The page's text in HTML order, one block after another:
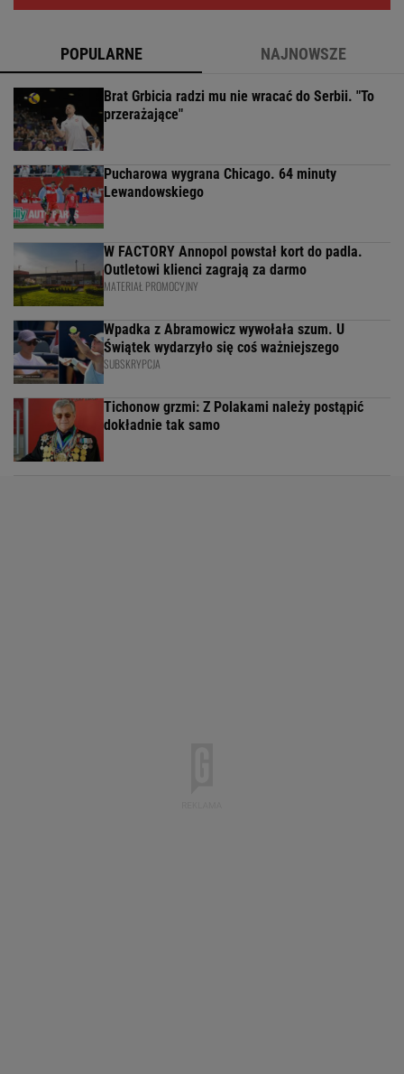
POPULARNE NAJNOWSZE
Brat Grbicia radzi mu nie wracać do Serbii. "To
przerażające"
Pucharowa wygrana Chicago. 64 minuty
Lewandowskiego
W FACTORY Annopol powstał kort do padla.
Outletowi klienci zagrają za darmo
MATERIAŁ PROMOCYJNY
Wpadka z Abramowicz wywołała szum. U
Świątek wydarzyło się coś ważniejszego
SUBSKRYPCJA
Tichonow grzmi: Z Polakami należy postąpić
dokładnie tak samo